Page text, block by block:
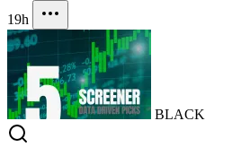
19h
BLACK